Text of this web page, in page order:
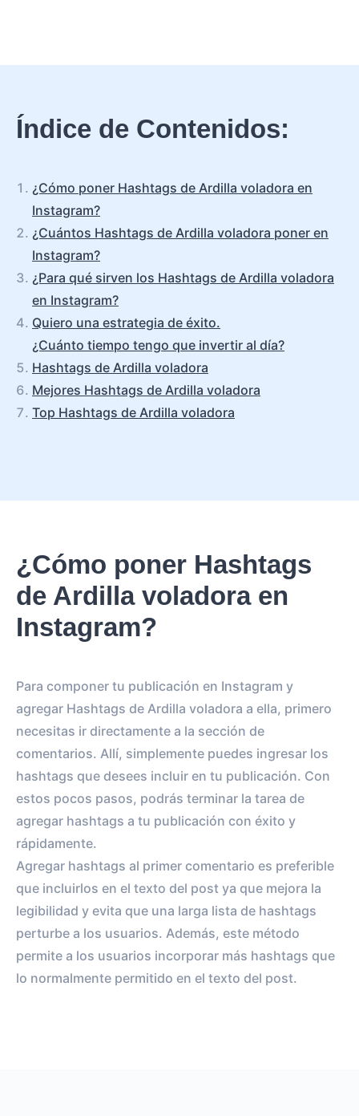
Índice de Contenidos:
¿Cómo poner Hashtags de Ardilla voladora en
Instagram?
¿Cuántos Hashtags de Ardilla voladora poner en
Instagram?
¿Para qué sirven los Hashtags de Ardilla voladora
en Instagram?
Quiero una estrategia de éxito.
¿Cuánto tiempo tengo que invertir al día?
Hashtags de Ardilla voladora
Mejores Hashtags de Ardilla voladora
Top Hashtags de Ardilla voladora
¿Cómo poner Hashtags
de Ardilla voladora en
Instagram?
Para componer tu publicación en Instagram y
agregar Hashtags de Ardilla voladora a ella, primero
necesitas ir directamente a la sección de
comentarios. Allí, simplemente puedes ingresar los
hashtags que desees incluir en tu publicación. Con
estos pocos pasos, podrás terminar la tarea de
agregar hashtags a tu publicación con éxito y
rápidamente.
Agregar hashtags al primer comentario es preferible
que incluirlos en el texto del post ya que mejora la
legibilidad y evita que una larga lista de hashtags
perturbe a los usuarios. Además, este método
permite a los usuarios incorporar más hashtags que
lo normalmente permitido en el texto del post.